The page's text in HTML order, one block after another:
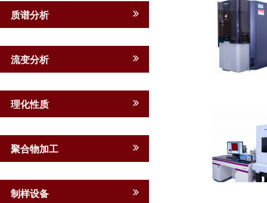
质谱分析
流变分析
理化性质
聚合物加工
制样设备